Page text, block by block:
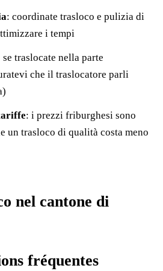
: coordinate trasloco e pulizia di
i tempi
se traslocate nella parte
che il traslocatore parli
: i prezzi friburghesi sono
un trasloco di qualità costa meno
nel cantone di
fréquentes